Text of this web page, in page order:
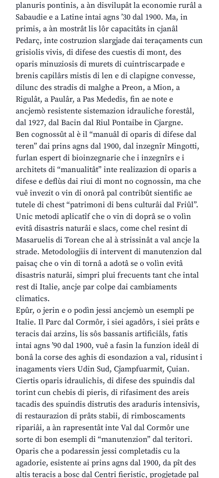
planuris pontinis, a àn disvilupât la economie rurâl a
Sabaudie e a Latine intai agns ’30 dal 1900. Ma, in
primis, a àn mostrât lis lôr capacitâts in cjanâl
Pedarç, inte costruzion slargjade dai teraçaments cun
grisiolis vivis, di difese des cuestis di mont, des
oparis minuziosis di murets di cuintriscarpade e
brenis capilârs mistis di len e di clapigne convesse,
dilunc des stradis di malghe a Preon, a Mion, a
Rigulât, a Paulâr, a Pas Mededis, fin ae note e
ancjemò resistente sistemazion idrauliche forestâl,
dal 1927, dal Bacin dal Riul Pontaibe in Cjargne.
Ben cognossût al è il “manuâl di oparis di difese dal
teren” dai prins agns dal 1900, dal inzegnîr Mingotti,
furlan espert di bioinzegnarie che i inzegnîrs e i
architets di “manualitât” inte realizazion di oparis a
difese e deflùs dai riui di mont no cognossin, ma che
vuê invezit o vin di onorâ pal contribût sientific ae
tutele di chest “patrimoni di bens culturâi dal Friûl”.
Unic metodi aplicatîf che o vin di doprâ se o volìn
evitâ disastris naturâi e slacs, come chel resint di
Masaruelis di Torean che al à strissinât a val ancje la
strade. Metodologjiis di intervent di manutenzion dal
paisaç che o vin di tornâ a adotâ se o volìn evitâ
disastris naturâi, simpri plui frecuents tant che intal
rest di Italie, ancje par colpe dai cambiaments
climatics.
Epûr, o jerin e o podìn jessi ancjemò un esempli pe
Italie. Il Parc dal Cormôr, i siei agadôrs, i siei prâts e
teracis dai arzins, lis sôs bassanis artificiâls, fatis
intai agns ’90 dal 1900, vuê a fasin la funzion ideâl di
bonâ la corse des aghis di esondazion a val, ridusint i
inagaments viers Udin Sud, Cjampfuarmit, Çuian.
Ciertis oparis idraulichis, di difese des spuindis dal
torint cun chebis di pieris, di rifasiment des areis
tacadis des spuindis distrutis des araduris intensivis,
di restaurazion di prâts stabii, di rimboscaments
ripariâi, a àn rapresentât inte Val dal Cormôr une
sorte di bon esempli di “manutenzion” dal teritori.
Oparis che a podaressin jessi completadis cu la
agadorie, esistente ai prins agns dal 1900, da pît des
altis teracis a bosc dal Centri fieristic, progjetade pal